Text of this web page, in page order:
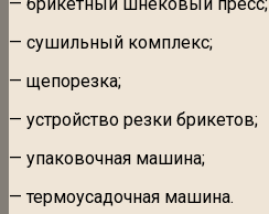
— сушильный комплекс;
— щепорезка;
— устройство резки брикетов;
— упаковочная машина;
— термоусадочная машина.